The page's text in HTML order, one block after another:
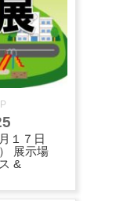
１７日
展示場
&